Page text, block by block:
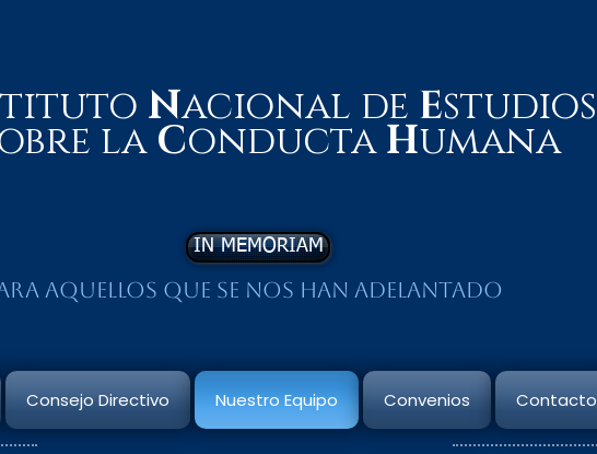
Nacional de Estudios
la Conducta Humana
IN MEMORIAM
aquellos que se nos han adelantado
Consejo Directivo Nuestro Equipo Convenios Contacto